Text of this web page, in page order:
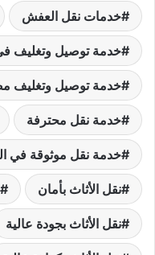
خدمات نقل العفش
خدمة توصيل وتغليف في
خدمة توصيل وتغليف
خدمة نقل محترفة
خدمة نقل موثوقة في
نقل الأثاث بأمان
نقل الأثاث بجودة عالية